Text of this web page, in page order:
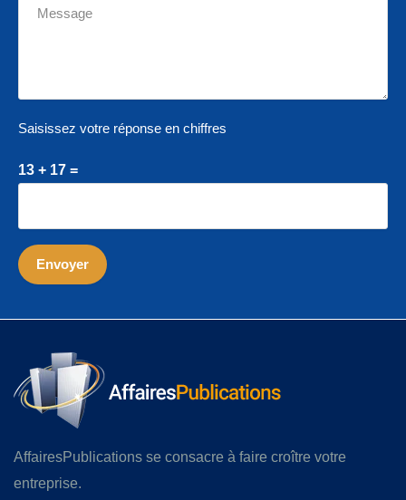
Saisissez votre réponse en chiffres
13 + 17 =
AffairesPublications se consacre à faire croître votre
entreprise.